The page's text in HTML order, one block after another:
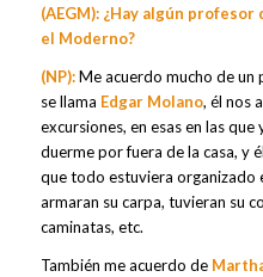
(AEGM): ¿Hay algún
el Moderno?
(NP):Me acuerdo mucho de un
se llama Edgar Molano, él nos
excursiones, en esas en las
duerme por fuera de la casa, y
que todo estuviera organizado
armaran su carpa, tuvieran su
caminatas, etc.
También me acuerdo de